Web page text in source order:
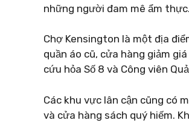
những người đam mê ẩm thực.
Chợ Kensington là một địa
quần áo cũ, cửa hàng giảm
cứu hỏa Số 8 và Công viên
Các khu vực lân cận cũng có
và cửa hàng sách quý hiếm.